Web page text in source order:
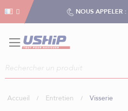
NOUS APPELER :
Accueil Entretien Visserie
Gestion des cookies
Gestion des cookies